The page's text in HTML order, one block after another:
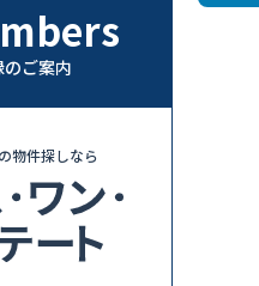
ご案内
物件探しなら